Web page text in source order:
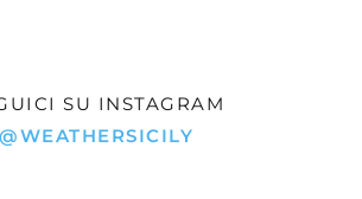
SU INSTAGRAM
@WEATHERSICILY